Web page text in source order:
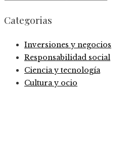
Categorias
Inversiones y negocios
Responsabilidad social
Ciencia y tecnología
Cultura y ocio